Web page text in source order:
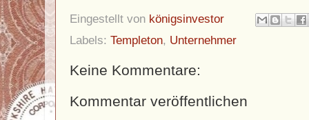
Eingestellt von königsinvestor
Labels: Templeton, Unternehmer
Keine Kommentare:
Kommentar veröffentlichen